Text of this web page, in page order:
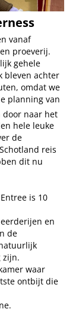
vanaf
proeverij.
gehele
bleven achter
omdat we
planning van
door naar het
hele leuke
de
reis
dit nu
is 10
en
de
zijn.
waar
ontbijt die